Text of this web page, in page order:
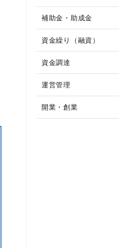
補助金・助成金
資金繰り（融資）
資金調達
運営管理
開業・創業